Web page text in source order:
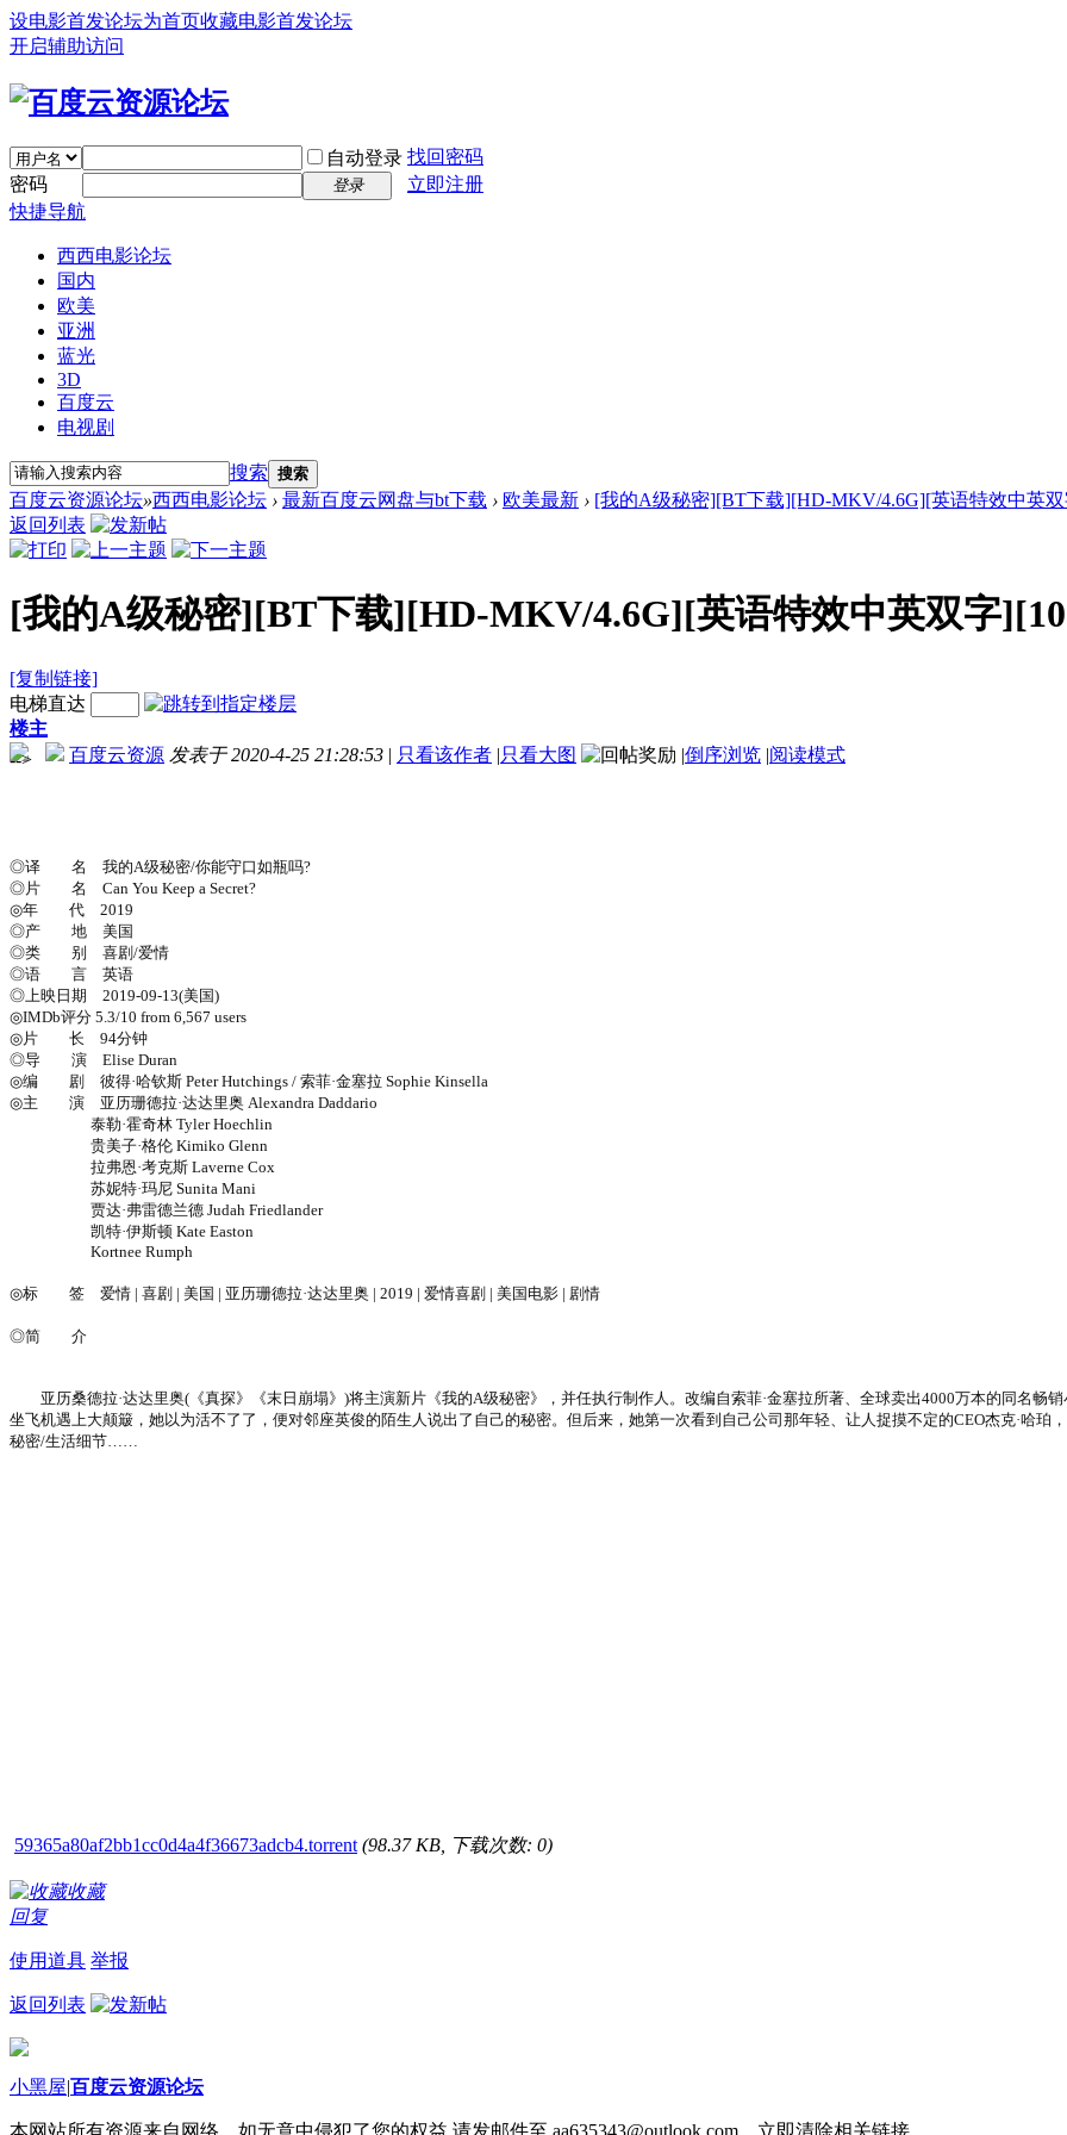
设电影首发论坛为首页收藏电影首发论坛
开启辅助访问
自动登录 找回密码
密码
登录
立即注册
快捷导航
西西电影论坛
国内
欧美
亚洲
蓝光
3D
百度云
电视剧
搜索 搜索
百度云资源论坛»西西电影论坛 › 最新百度云网盘与bt下载 › 欧美最新 › [我的A级秘密][BT下载][HD-MKV/4.6G][英语特效中英双
返回列表
[我的A级秘密][BT下载][HD-MKV/4.6G][英语特效中英双字
[复制链接]
电梯直达
楼主
百度云资源 发表于 2020-4-25 21:28:53 | 只看该作者 |只看大图 |倒序浏览 |阅读模式
-->
◎译 名 我的A级秘密/你能守口如瓶吗?
◎片 名 Can You Keep a Secret?
◎年 代 2019
◎产 地 美国
◎类 别 喜剧/爱情
◎语 言 英语
◎上映日期 2019-09-13(美国)
◎IMDb评分 5.3/10 from 6,567 users
◎片 长 94分钟
◎导 演 Elise Duran
◎编 剧 彼得·哈钦斯 Peter Hutchings / 索菲·金塞拉 Sophie Kinsella
◎主 演 亚历珊德拉·达达里奥 Alexandra Daddario
泰勒·霍奇林 Tyler Hoechlin
贵美子·格伦 Kimiko Glenn
拉弗恩·考克斯 Laverne Cox
苏妮特·玛尼 Sunita Mani
贾达·弗雷德兰德 Judah Friedlander
凯特·伊斯顿 Kate Easton
Kortnee Rumph
◎标 签 爱情 | 喜剧 | 美国 | 亚历珊德拉·达达里奥 | 2019 | 爱情喜剧 | 美国电影 | 剧情
◎简 介
亚历桑德拉·达达里奥(《真探》《末日崩塌》)将主演新片《我的A级秘密》，并任执行制作人。改编自索菲·金塞拉所著、全球卖出4000万本的同名畅
坐飞机遇上大颠簸，她以为活不了了，便对邻座英俊的陌生人说出了自己的秘密。但后来，她第一次看到自己公司那年轻、让人捉摸不定的CEO杰克·哈
秘密/生活细节……
59365a80af2bb1cc0d4a4f36673adcb4.torrent (98.37 KB, 下载次数: 0)
收藏
回复
使用道具 举报
返回列表
小黑屋|百度云资源论坛
本网站所有资源来自网络，如无意中侵犯了您的权益,请发邮件至 aa635343@outlook.com ，立即清除相关链接